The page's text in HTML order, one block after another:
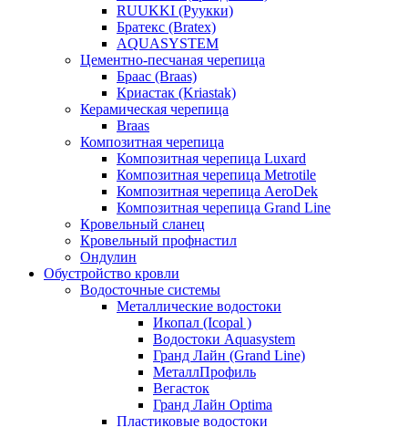
RUUKKI (Руукки)
Братекс (Bratex)
AQUASYSTEM
Цементно-песчаная черепица
Браас (Braas)
Криастак (Kriastak)
Керамическая черепица
Braas
Композитная черепица
Композитная черепица Luxard
Композитная черепица Metrotile
Композитная черепица AeroDek
Композитная черепица Grand Line
Кровельный сланец
Кровельный профнастил
Ондулин
Обустройство кровли
Водосточные системы
Металлические водостоки
Икопал (Icopal )
Водостоки Aquasystem
Гранд Лайн (Grand Line)
МеталлПрофиль
Вегасток
Гранд Лайн Optima
Пластиковые водостоки